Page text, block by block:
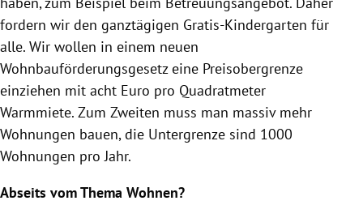
fordern wir den ganztägigen Gratis-Kindergarten für
alle. Wir wollen in einem neuen
Wohnbauförderungsgesetz eine Preisobergrenze
einziehen mit acht Euro pro Quadratmeter
Warmmiete. Zum Zweiten muss man massiv mehr
Wohnungen bauen, die Untergrenze sind 1000
Wohnungen pro Jahr.
Abseits vom Thema Wohnen?